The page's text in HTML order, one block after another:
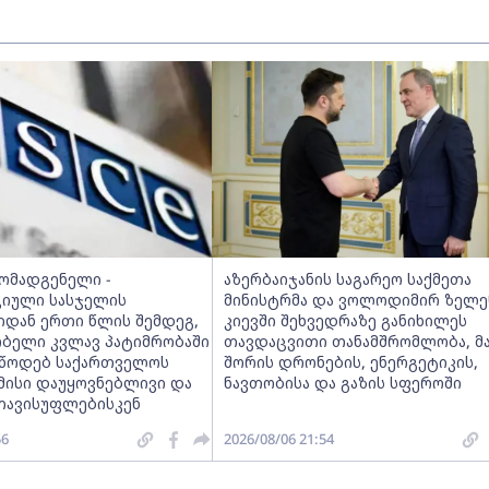
-
სასჯელის
ერთი წლის შემდეგ,
კვლავ პატიმრობაში
საქართველოს
დაუყოვნებლივი და
აზერბაიჯანის საგარეო საქმეთა
მინისტრმა და ვოლოდიმირ
კიევში შეხვედრაზე განიხილეს
თავდაცვითი თანამშრომლობა,
შორის დრონების, ენერგეტიკის,
ნავთობისა და გაზის სფეროში
2026/08/06 21:54